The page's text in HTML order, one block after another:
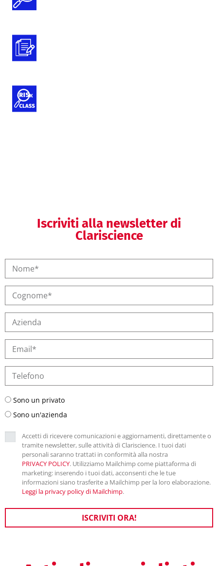
Iscriviti alla newsletter di
Clariscience
Sono un privato
Sono un'azienda
Accetti di ricevere comunicazioni e aggiornamenti, direttamente o
tramite newsletter, sulle attività di Clariscience. I tuoi dati
personali saranno trattati in conformità alla nostra
PRIVACY POLICY. Utilizziamo Mailchimp come piattaforma di
marketing: inserendo i tuoi dati, acconsenti che le tue
informazioni siano trasferite a Mailchimp per la loro elaborazione.
Leggi la privacy policy di Mailchimp.
ISCRIVITI ORA!